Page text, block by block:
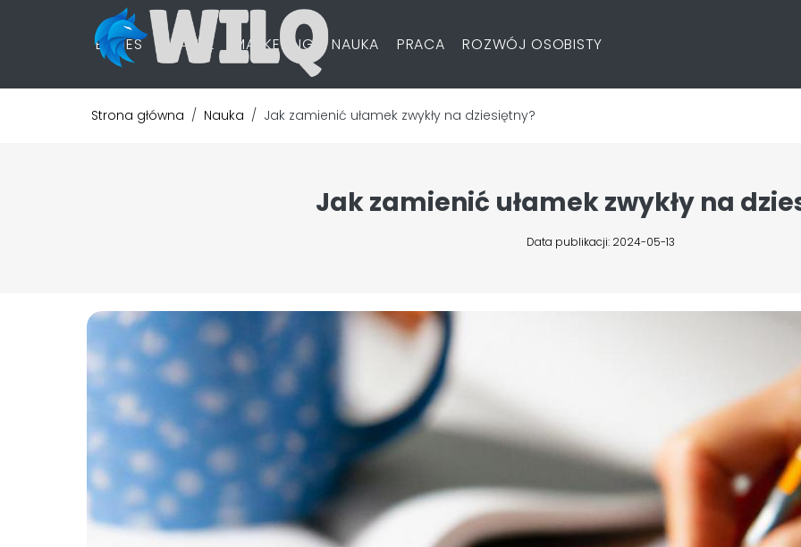
BIZNES FINANSE MARKETING NAUKA PRACA ROZWÓJ OSOBISTY
Strona główna / Nauka / Jak zamienić ułamek zwykły na dziesiętny?
Jak zamienić ułamek zwykły na
Data publikacji: 2024-05-13